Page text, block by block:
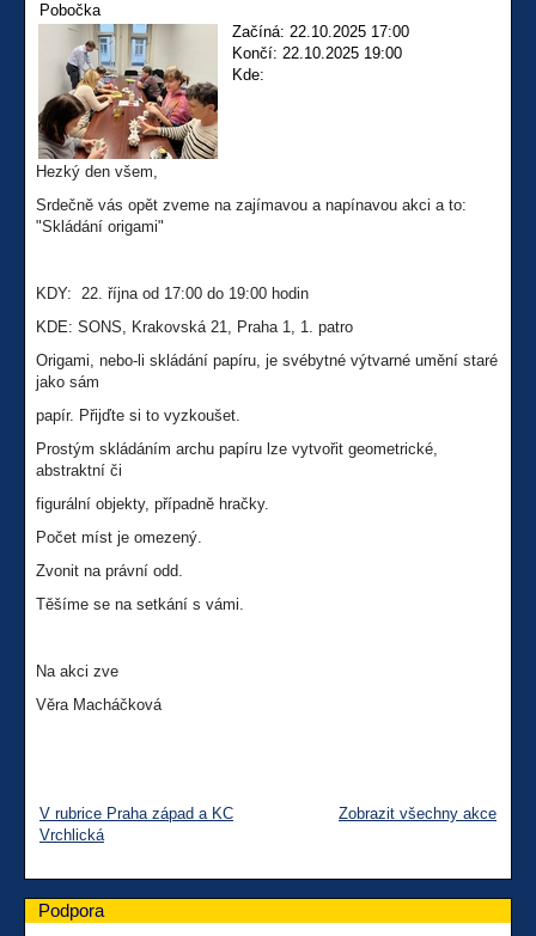
Pobočka
Začíná: 22.10.2025 17:00
Končí: 22.10.2025 19:00
Kde:
Hezký den všem,
Srdečně vás opět zveme na zajímavou a napínavou akci a to:
"Skládání origami"
KDY: 22. října od 17:00 do 19:00 hodin
KDE: SONS, Krakovská 21, Praha 1, 1. patro
Origami, nebo-li skládání papíru, je svébytné výtvarné umění staré
jako sám
papír. Přijďte si to vyzkoušet.
Prostým skládáním archu papíru lze vytvořit geometrické,
abstraktní či
figurální objekty, případně hračky.
Počet míst je omezený.
Zvonit na právní odd.
Těšíme se na setkání s vámi.
Na akci zve
Věra Macháčková
V rubrice Praha západ a KC
Vrchlická
Zobrazit všechny akce
Podpora